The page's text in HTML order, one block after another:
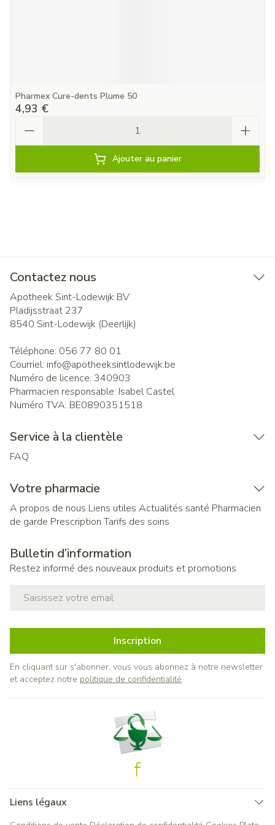
Pharmex Cure-dents Plume 50
4,93 €
Ajouter au panier
Contactez nous
Apotheek Sint-Lodewijk BV
Pladijsstraat 237
8540 Sint-Lodewijk (Deerlijk)
Téléphone: 056 77 80 01
Courriel: info@apotheeksintlodewijk.be
Numéro de licence: 340903
Pharmacien responsable: Isabel Castel
Numéro TVA: BE0890351518
Service à la clientèle
FAQ
Votre pharmacie
A propos de nous Liens utiles Actualités santé Pharmacien
de garde Prescription Tarifs des soins
Bulletin d’information
Restez informé des nouveaux produits et promotions
Inscription
En cliquant sur s'abonner, vous vous abonnez à notre newsletter
et acceptez notre politique de confidentialité.
Liens légaux